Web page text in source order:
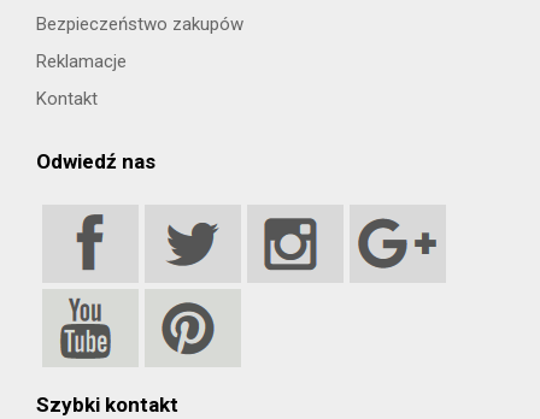
Bezpieczeństwo zakupów
Reklamacje
Kontakt
Odwiedź nas
Szybki kontakt